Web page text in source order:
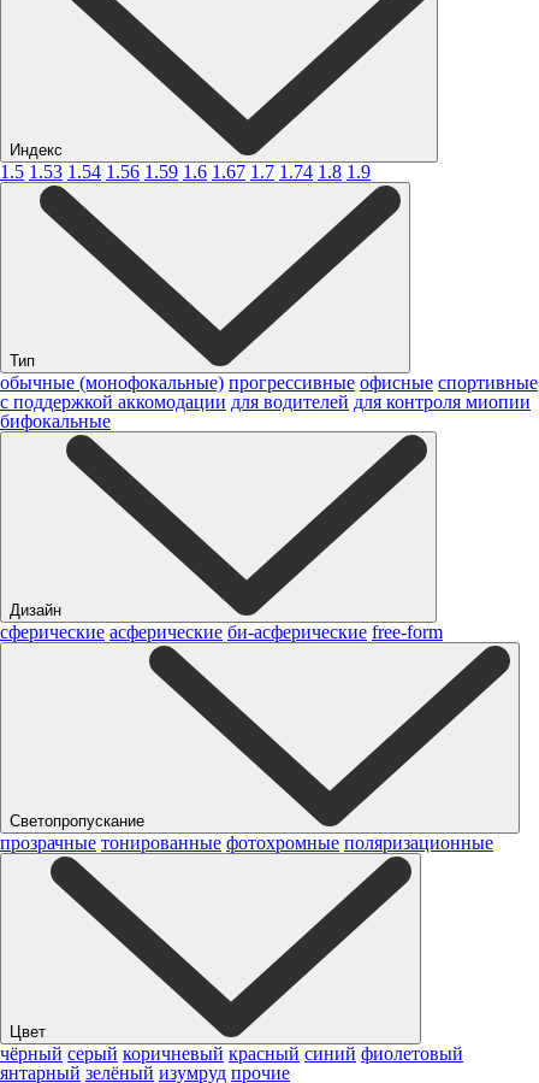
Индекс
1.5 1.53 1.54 1.56 1.59 1.6 1.67 1.7 1.74 1.8 1.9
Тип
обычные (монофокальные) прогрессивные офисные спортивные
с поддержкой аккомодации для водителей для контроля миопии
бифокальные
Дизайн
сферические асферические би-асферические free-form
Светопропускание
прозрачные тонированные фотохромные поляризационные
Цвет
чёрный серый коричневый красный синий фиолетовый
янтарный зелёный изумруд прочие